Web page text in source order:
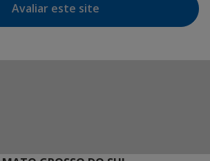
Avaliar este site